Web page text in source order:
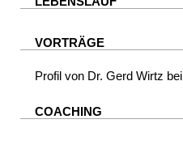
VORTRÄGE
Profil von Dr. Gerd Wirtz bei
COACHING